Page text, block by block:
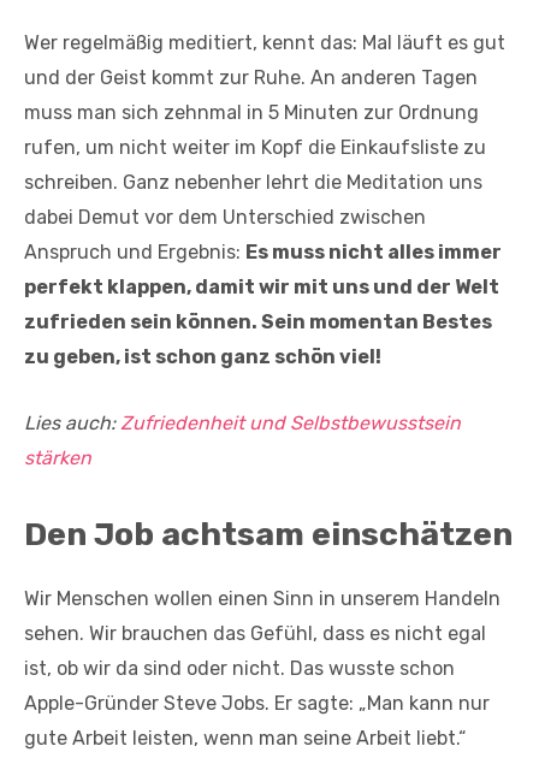
Wer regelmäßig meditiert, kennt das: Mal läuft es gut
und der Geist kommt zur Ruhe. An anderen Tagen
muss man sich zehnmal in 5 Minuten zur Ordnung
rufen, um nicht weiter im Kopf die Einkaufsliste zu
schreiben. Ganz nebenher lehrt die Meditation uns
dabei Demut vor dem Unterschied zwischen
Anspruch und Ergebnis: Es muss nicht alles immer
perfekt klappen, damit wir mit uns und der Welt
zufrieden sein können. Sein momentan Bestes
zu geben, ist schon ganz schön viel!
Lies auch:Zufriedenheit und Selbstbewusstsein
stärken
Den Job achtsam einschätzen
Wir Menschen wollen einen Sinn in unserem Handeln
sehen. Wir brauchen das Gefühl, dass es nicht egal
ist, ob wir da sind oder nicht. Das wusste schon
Apple-Gründer Steve Jobs. Er sagte: „Man kann nur
gute Arbeit leisten, wenn man seine Arbeit liebt.“